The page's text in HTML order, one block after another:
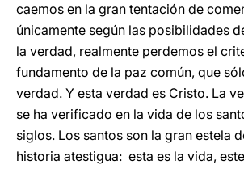
caemos en la gran tentación de
únicamente según las posibilidades
la verdad, realmente perdemos el
fundamento de la paz común, que
verdad. Y esta verdad es Cristo. La
se ha verificado en la vida de los
siglos. Los santos son la gran estela
historia atestigua: esta es la vida,